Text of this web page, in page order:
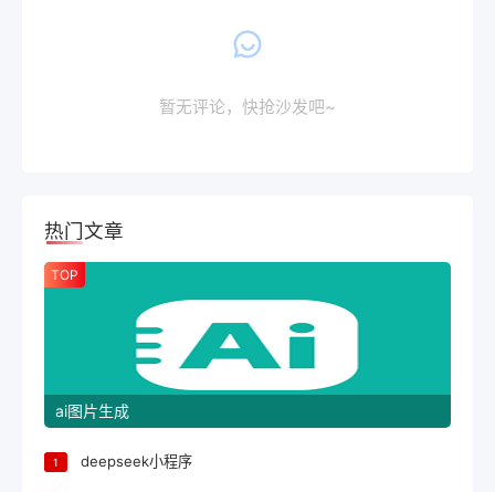
暂无评论，快抢沙发吧~
热门文章
TOP
ai图片生成
1 deepseek小程序